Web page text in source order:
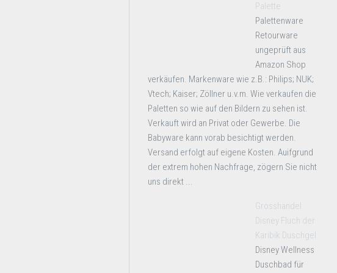
Palette
Palettenware
Retourware
ungeprüft aus
Amazon Shop
verkäufen. Markenware wie z.B.: Philips; NUK;
Vtech; Kaiser; Zöllner u.v.m. Wie verkaufen die
Paletten so wie auf den Bildern zu sehen ist.
Verkauft wird an Privat oder Gewerbe. Die
Babyware kann vorab besichtigt werden.
Versand erfolgt auf eigene Kosten. Auifgrund
der extrem hohen Nachfrage, zögern Sie nicht
uns direkt ...
Grosshandel
Disney Fluch der
Karibik Duschgel
Disney Wellness
Duschbad für